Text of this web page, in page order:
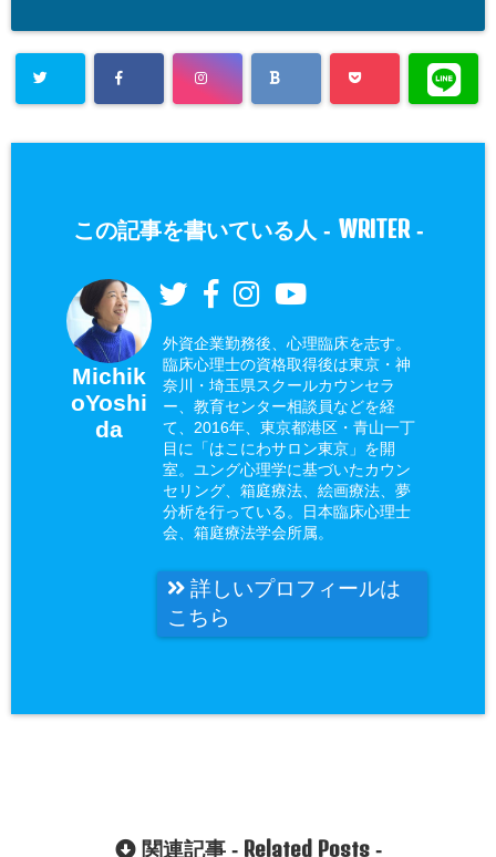
この記事を書いている人 - WRITER-
Michik
oYoshi
da
外資企業勤務後、心理臨床を志す。
臨床心理士の資格取得後は東京・神
奈川・埼玉県スクールカウンセラ
ー、教育センター相談員などを経
て、2016年、東京都港区・青山一丁
目に「はこにわサロン東京」を開
室。ユング心理学に基づいたカウン
セリング、箱庭療法、絵画療法、夢
分析を行っている。日本臨床心理士
会、箱庭療法学会所属。
詳しいプロフィールは
こちら
関連記事 - Related Posts-